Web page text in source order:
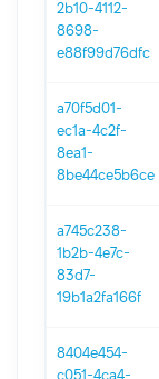
2b10-4112-
8698-
e88f99d76dfc
a70f5d01-
ec1a-4c2f-
8ea1-
8be44ce5b6ce
a745c238-
1b2b-4e7c-
83d7-
19b1a2fa166f
8404e454-
c051-4ca4-